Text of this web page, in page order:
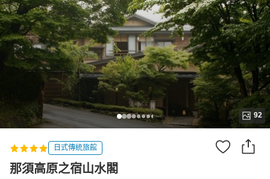
92
日式傳統旅館
那須高原之宿山水閣